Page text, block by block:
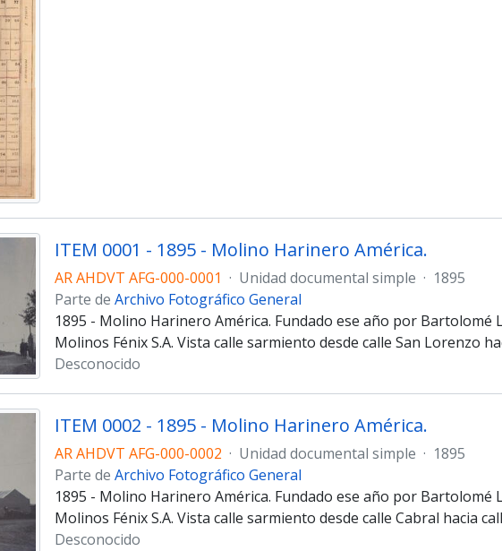
ITEM 0001 - 1895 - Molino Harinero América.
AR AHDVT AFG-000-0001 · Unidad documental simple · 1895
Parte de Archivo Fotográfico General
1895 - Molino Harinero América. Fundado ese año por Bartolomé
Molinos Fénix S.A. Vista calle sarmiento desde calle San Lorenzo
Desconocido
ITEM 0002 - 1895 - Molino Harinero América.
AR AHDVT AFG-000-0002 · Unidad documental simple · 1895
Parte de Archivo Fotográfico General
1895 - Molino Harinero América. Fundado ese año por Bartolomé
Molinos Fénix S.A. Vista calle sarmiento desde calle Cabral hacia
Desconocido